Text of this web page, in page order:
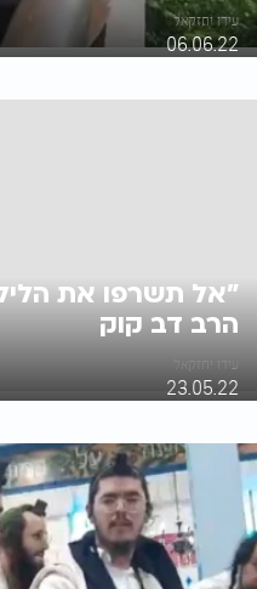
עידו יחזקאל
06.06.22
"אל תשרפו את
הרב דב קוק
עידו יחזקאל
23.05.22